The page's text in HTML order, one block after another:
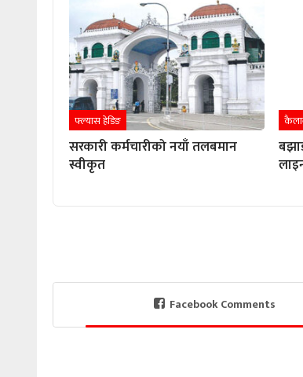
फ्ल्यास हेडिङ
सरकारी कर्मचारीको नयाँ तलबमान
स्वीकृत
Facebook Comments